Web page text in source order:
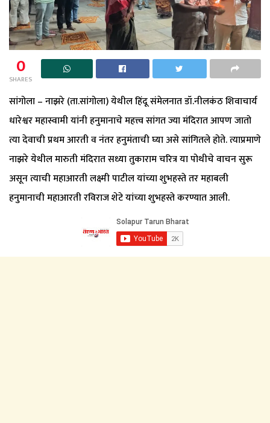
0
SHARES
सांगोला – नाझरे (ता.सांगोला) येथील हिंदू संमेलनात डॉ.नीलकंठ शिवाचार्य
धारेश्वर महास्वामी यांनी हनुमानाचे महत्त्व सांगत ज्या मंदिरात आपण जातो
त्या देवाची प्रथम आरती व नंतर हनुमंताची घ्या असे सांगितले होते. त्याप्रमाणे
नाझरे येथील मारुती मंदिरात सध्या तुकाराम चरित्र या पोथीचे वाचन सुरू
असून त्याची महाआरती लक्ष्मी पाटील यांच्या शुभहस्ते तर महाबली
हनुमानाची महाआरती रविराज शेटे यांच्या शुभहस्ते करण्यात आली.